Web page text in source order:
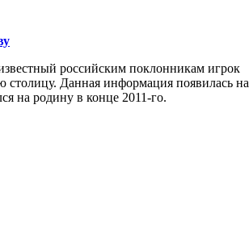
российским поклонникам игрок
столицу. Данная информация появилась на
на родину в конце 2011-го.